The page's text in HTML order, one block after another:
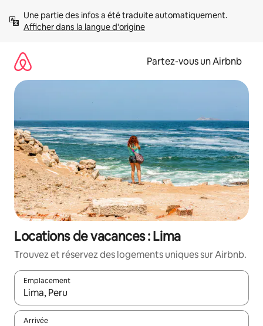
directement
Afficher dans la langue d'origine
Partez-vous un Airbnb
Locations de vacances : Lima
Trouvez et réservez des logements uniques sur Airbnb.
Emplacement
Quand les résultats sont affichés, parcourez-les en utilisant
Arrivée